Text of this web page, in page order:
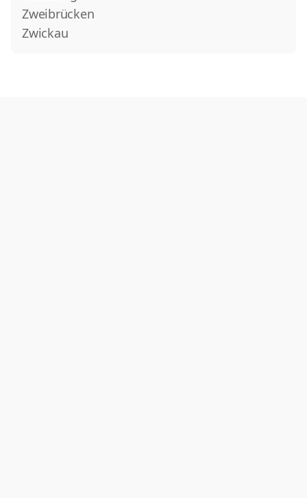
Zweibrücken
Zwickau